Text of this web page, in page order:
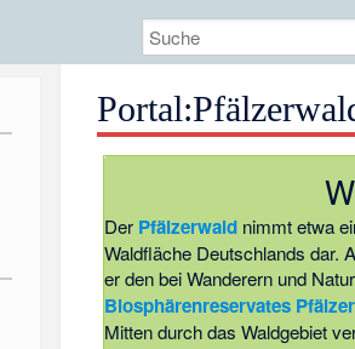
Der Pfälzerwald nimmt etwa
Waldfläche Deutschlands dar.
er den bei Wanderern und
Biosphärenreservates
Mitten durch das Waldgebiet